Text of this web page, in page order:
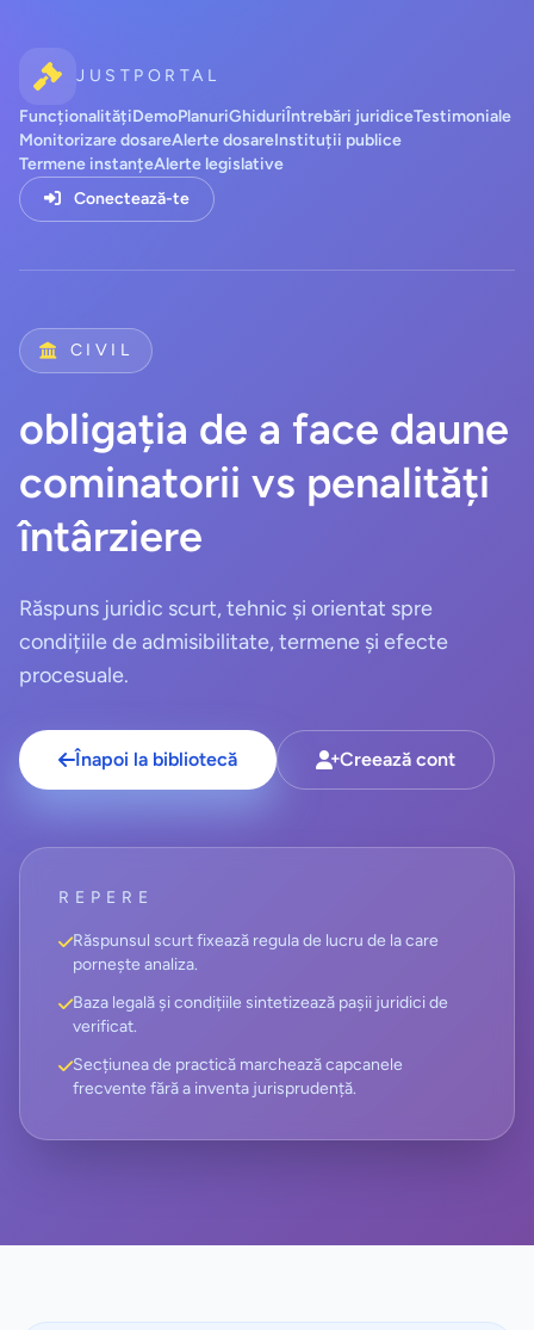
JUSTPORTAL
FuncționalitățiDemoPlanuriGhiduriÎntrebări juridiceTestimoniale
Monitorizare dosareAlerte dosareInstituții publice
Termene instanțeAlerte legislative
Conectează-te
CIVIL
obligația de a face daune
cominatorii vs penalități
întârziere
Răspuns juridic scurt, tehnic și orientat spre
condițiile de admisibilitate, termene și efecte
procesuale.
Înapoi la bibliotecă Creează cont
REPERE
Răspunsul scurt fixează regula de lucru de la care
pornește analiza.
Baza legală și condițiile sintetizează pașii juridici de
verificat.
Secțiunea de practică marchează capcanele
frecvente fără a inventa jurisprudență.